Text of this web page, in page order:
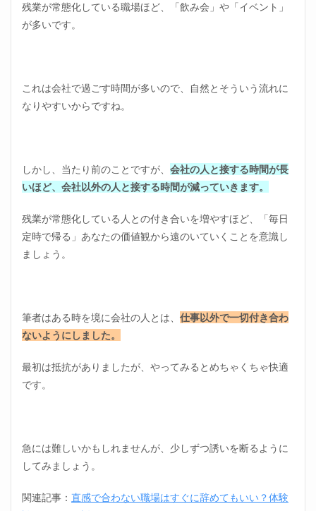
残業が常態化している職場ほど、「飲み会」や「イベント」
が多いです。
これは会社で過ごす時間が多いので、自然とそういう流れに
なりやすいからですね。
しかし、当たり前のことですが、 会社の人と接する時間が長
いほど、会社以外の人と接する時間が減っていきます。
残業が常態化している人との付き合いを増やすほど、「毎日
定時で帰る」あなたの価値観から遠のいていくことを意識し
ましょう。
筆者はある時を境に会社の人とは、 仕事以外で一切付き合わ
ないようにしました。
最初は抵抗がありましたが、やってみるとめちゃくちゃ快適
です。
急には難しいかもしれませんが、少しずつ誘いを断るように
してみましょう。
関連記事： 直感で合わない職場はすぐに辞めてもいい？体験